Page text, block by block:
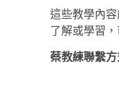
這些教學內
了解或學習
蔡教練聯繫方